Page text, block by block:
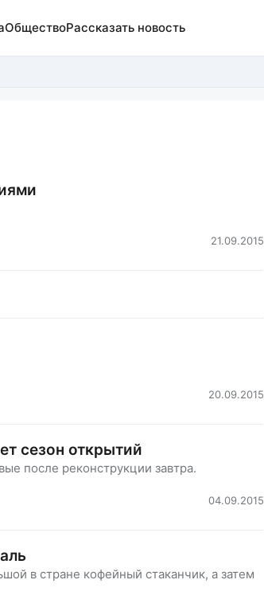
ОбществоРассказать новость
21.09.2015
20.09.2015
сезон открытий
после реконструкции завтра.
04.09.2015
в стране кофейный стаканчик, а затем